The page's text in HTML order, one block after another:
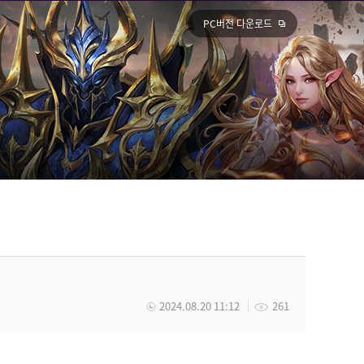
PC버전 다운로드
261
2024.08.20 11:12